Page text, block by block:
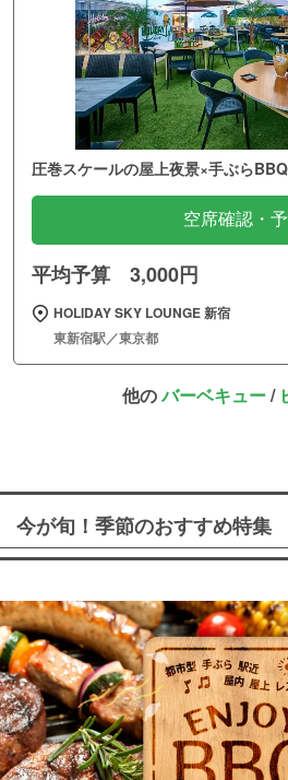
圧巻スケールの屋上夜景×手ぶら
空席確認・
平均予算 3,000円
HOLIDAY SKY LOUNGE 新宿
東新宿駅／東京都
他のバーベキュー/
今が旬！季節のおすすめ特集